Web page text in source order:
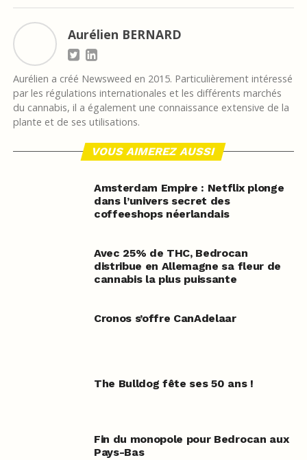
Aurélien BERNARD
Aurélien a créé Newsweed en 2015. Particulièrement intéressé
par les régulations internationales et les différents marchés
du cannabis, il a également une connaissance extensive de la
plante et de ses utilisations.
VOUS AIMEREZ AUSSI
Amsterdam Empire : Netflix plonge
dans l’univers secret des
coffeeshops néerlandais
Avec 25% de THC, Bedrocan
distribue en Allemagne sa fleur de
cannabis la plus puissante
Cronos s’offre CanAdelaar
The Bulldog fête ses 50 ans !
Fin du monopole pour Bedrocan aux
Pays-Bas